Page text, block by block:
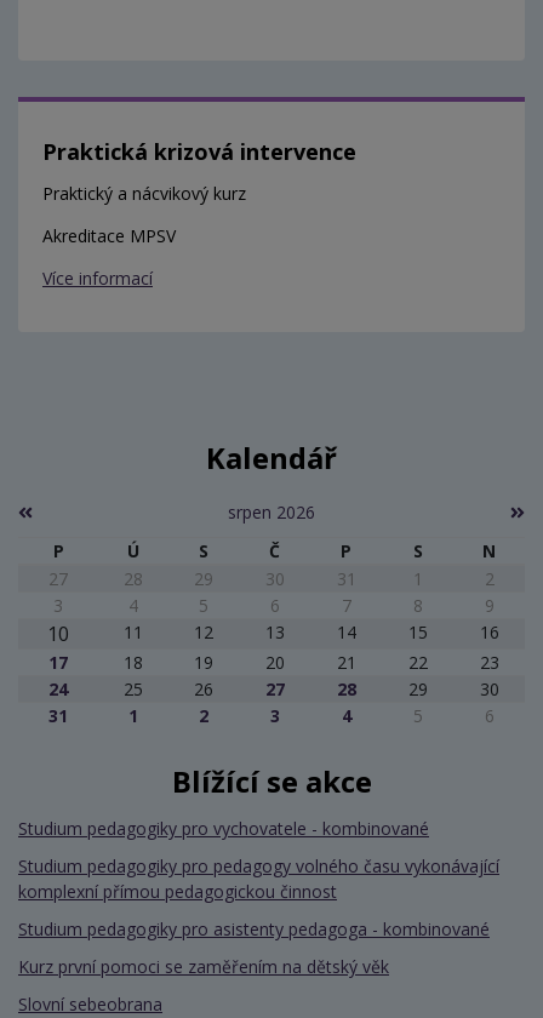
Praktická krizová intervence
Praktický a nácvikový kurz
Akreditace MPSV
Více informací
Kalendář
srpen 2026
P
Ú S Č P S
N
27
28 29 30 31 1
2
3
4 5 6 7 8 9
10 11 12 13 14 15
16
17
18 19 20 21 22
23
24
25 26 27 28 29
30
31
1 2 3 4 5 6
Blížící se akce
Studium pedagogiky pro vychovatele - kombinované
Studium pedagogiky pro pedagogy volného času vykonávající
komplexní přímou pedagogickou činnost
Studium pedagogiky pro asistenty pedagoga - kombinované
Kurz první pomoci se zaměřením na dětský věk
Slovní sebeobrana